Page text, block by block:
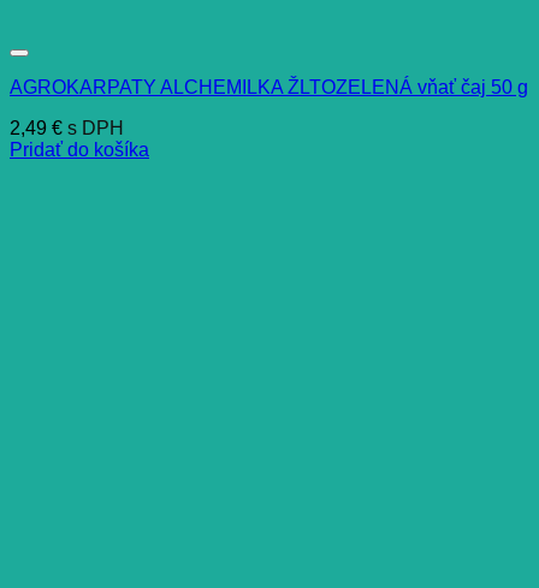
AGROKARPATY ALCHEMILKA ŽLTOZELENÁ vňať čaj 50 g
2,49 € s DPH
Pridať do košíka